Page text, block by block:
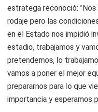
estratega reconoció:
rodaje pero las
en el Estado nos impidió
estadio, trabajamos y
pretendemos, lo
vamos a poner el mejor
prepararnos para lo que
importancia y esperamos